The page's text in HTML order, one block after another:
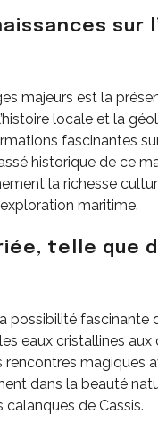
sur
majeurs est la
locale et la
fascinantes
historique de ce
la richesse
maritime.
telle que
possibilité fascinante
eaux cristallines aux
magiques
dans la beauté
calanques de Cassis.